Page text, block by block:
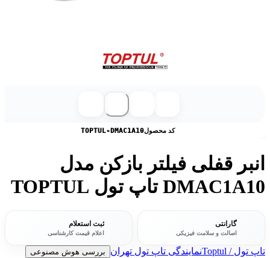
کد محصولTOPTUL-DMAC1A10
انبر قفلی فیلتر بازکن مدل
DMAC1A10 تاپ تول TOPTUL
گارانتی
اصالت و سلامت فیزیکی
ثبت استعلام
اعلام قیمت کارشناسی
تاپ تول / Toptul نمایندگی تاپ تول تهران بررسی هوش مصنوعی